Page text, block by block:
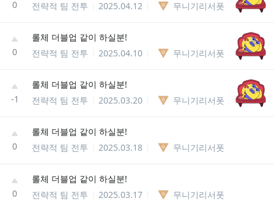
0
전략적 팀 전투
2025.04.12 무니기리서폿
0
롤체 더블업 같이 하실분!
전략적 팀 전투
2025.04.10 무니기리서폿
-1
롤체 더블업 같이 하실분!
전략적 팀 전투
2025.03.20 무니기리서폿
0
롤체 더블업 같이 하실분!
전략적 팀 전투
2025.03.18 무니기리서폿
0
롤체 더블업 같이 하실분!
전략적 팀 전투
2025.03.17 무니기리서폿